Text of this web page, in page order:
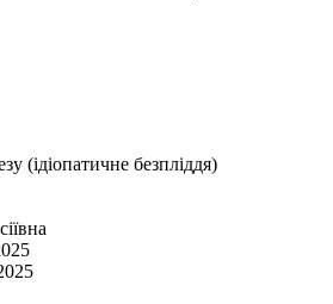
(ідіопатичне безпліддя)